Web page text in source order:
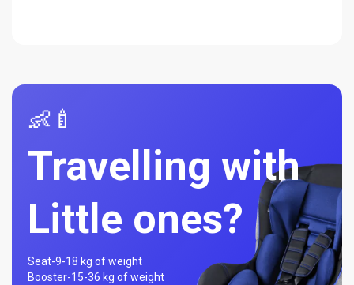
👶🍼
Travelling with
Little ones?
Seat-9-18 kg of weight
Booster-15-36 kg of weight